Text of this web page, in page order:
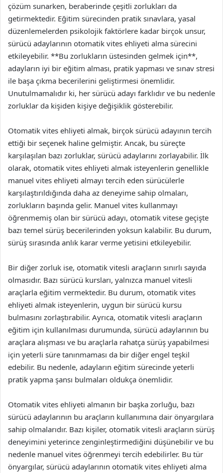
çözüm sunarken, beraberinde çeşitli zorlukları da
getirmektedir. Eğitim sürecinden pratik sınavlara, yasal
düzenlemelerden psikolojik faktörlere kadar birçok unsur,
sürücü adaylarının otomatik vites ehliyeti alma sürecini
etkileyebilir. **Bu zorlukların üstesinden gelmek için**,
adayların iyi bir eğitim alması, pratik yapması ve sınav stresi
ile başa çıkma becerilerini geliştirmesi önemlidir.
Unutulmamalıdır ki, her sürücü adayı farklıdır ve bu nedenle
zorluklar da kişiden kişiye değişiklik gösterebilir.
Otomatik vites ehliyeti almak, birçok sürücü adayının tercih
ettiği bir seçenek haline gelmiştir. Ancak, bu süreçte
karşılaşılan bazı zorluklar, sürücü adaylarını zorlayabilir. İlk
olarak, otomatik vites ehliyeti almak isteyenlerin genellikle
manuel vites ehliyeti almayı tercih eden sürücülerle
karşılaştırıldığında daha az deneyime sahip olmaları,
zorlukların başında gelir. Manuel vites kullanmayı
öğrenmemiş olan bir sürücü adayı, otomatik vitese geçişte
bazı temel sürüş becerilerinden yoksun kalabilir. Bu durum,
sürüş sırasında anlık karar verme yetisini etkileyebilir.
Bir diğer zorluk ise, otomatik vitesli araçların sınırlı sayıda
olmasıdır. Bazı sürücü kursları, yalnızca manuel vitesli
araçlarla eğitim vermektedir. Bu durum, otomatik vites
ehliyeti almak isteyenlerin, uygun bir sürücü kursu
bulmasını zorlaştırabilir. Ayrıca, otomatik vitesli araçların
eğitim için kullanılması durumunda, sürücü adaylarının bu
araçlara alışması ve bu araçlarla rahatça sürüş yapabilmesi
için yeterli süre tanınmaması da bir diğer engel teşkil
edebilir. Bu nedenle, adayların eğitim sürecinde yeterli
pratik yapma şansı bulmaları oldukça önemlidir.
Otomatik vites ehliyeti almanın bir başka zorluğu, bazı
sürücü adaylarının bu araçların kullanımına dair önyargılara
sahip olmalarıdır. Bazı kişiler, otomatik vitesli araçların sürüş
deneyimini yeterince zenginleştirmediğini düşünebilir ve bu
nedenle manuel vites öğrenmeyi tercih edebilirler. Bu tür
önyargılar, sürücü adaylarının otomatik vites ehliyeti alma